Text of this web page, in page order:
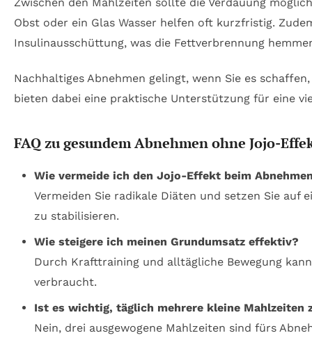
Obst oder ein Glas Wasser helfen oft kurzfristig.
Insulinausschüttung, was die Fettverbrennung
Nachhaltiges Abnehmen gelingt, wenn Sie es
bieten dabei eine praktische Unterstützung für eine
FAQ zu gesundem Abnehmen ohne Jojo-
Wie vermeide ich den Jojo-Effekt beim
Vermeiden Sie radikale Diäten und setzen Sie
zu stabilisieren.
Wie steigere ich meinen Grundumsatz effektiv?
Durch Krafttraining und alltägliche Bewegung
verbraucht.
Ist es wichtig, täglich mehrere kleine Mahlzeiten
Nein, drei ausgewogene Mahlzeiten sind fürs